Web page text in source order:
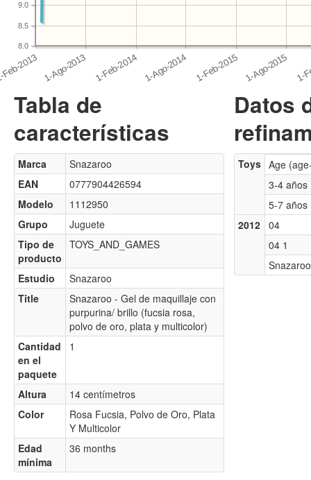
8.0
8.5
9.0
Tabla de
características
Marca
Snazaroo
EAN
0777904426594
Modelo
1112950
Grupo
Juguete
Tipo de
producto
TOYS_AND_GAMES
Estudio
Snazaroo
Title
Snazaroo - Gel de maquillaje con
purpurina/ brillo (fucsia rosa,
polvo de oro, plata y multicolor)
Cantidad
en el
paquete
1
Altura
14 centímetros
Color
Rosa Fucsia, Polvo de Oro, Plata
Y Multicolor
Edad
mínima
36 months
Datos
Toys Age
3-4 años
5-7 años
2012
04
04 1
Snazaroo